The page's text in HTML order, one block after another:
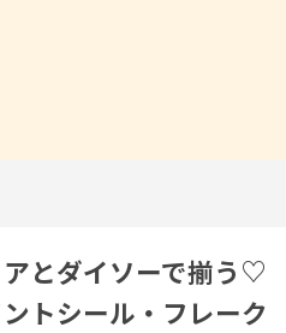
アとダイソーで揃う♡
トシール・フレーク